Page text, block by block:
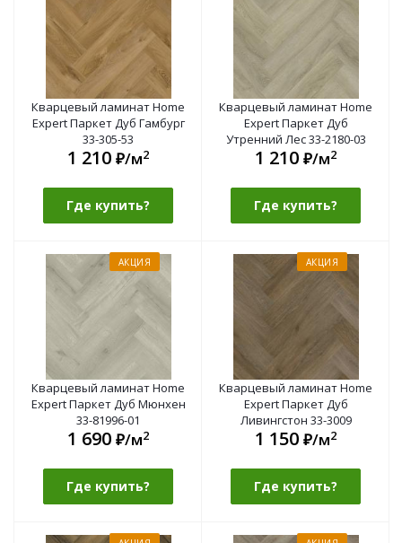
Кварцевый ламинат Home
Expert Паркет Дуб Гамбург
33-305-53
1 210 ₽/м2
Где купить?
Кварцевый ламинат Home
Expert Паркет Дуб
Утренний Лес 33-2180-03
1 210 ₽/м2
Где купить?
АКЦИЯ
Кварцевый ламинат Home
Expert Паркет Дуб Мюнхен
33-81996-01
1 690 ₽/м2
Где купить?
АКЦИЯ
Кварцевый ламинат Home
Expert Паркет Дуб
Ливингстон 33-3009
1 150 ₽/м2
Где купить?